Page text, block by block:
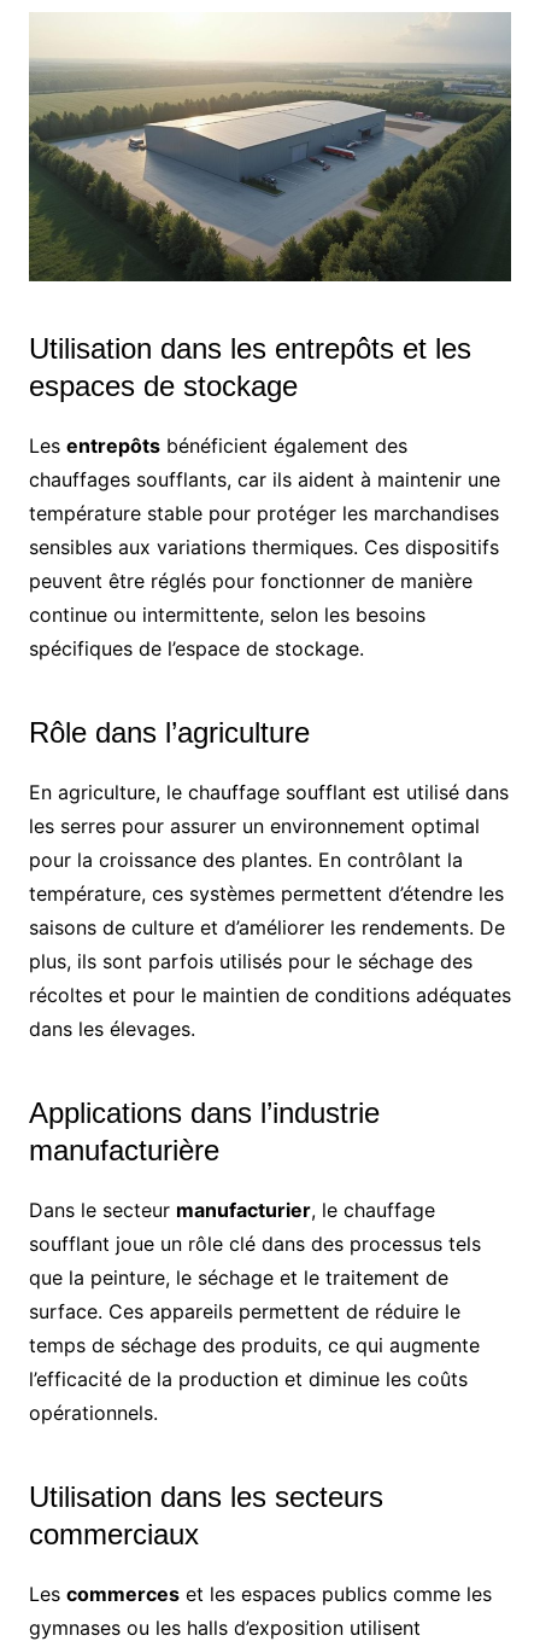
Utilisation dans les entrepôts et les
espaces de stockage
Les entrepôtsbénéficient également des
chauffages soufflants, car ils aident à maintenir une
température stable pour protéger les marchandises
sensibles aux variations thermiques. Ces dispositifs
peuvent être réglés pour fonctionner de manière
continue ou intermittente, selon les besoins
spécifiques de l’espace de stockage.
Rôle dans l’agriculture
En agriculture, le chauffage soufflant est utilisé dans
les serres pour assurer un environnement optimal
pour la croissance des plantes. En contrôlant la
température, ces systèmes permettent d’étendre les
saisons de culture et d’améliorer les rendements. De
plus, ils sont parfois utilisés pour le séchage des
récoltes et pour le maintien de conditions adéquates
dans les élevages.
Applications dans l’industrie
manufacturière
Dans le secteur manufacturier, le chauffage
soufflant joue un rôle clé dans des processus tels
que la peinture, le séchage et le traitement de
surface. Ces appareils permettent de réduire le
temps de séchage des produits, ce qui augmente
l’efficacité de la production et diminue les coûts
opérationnels.
Utilisation dans les secteurs
commerciaux
Les commerceset les espaces publics comme les
gymnases ou les halls d’exposition utilisent